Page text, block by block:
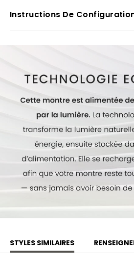
formes. N’a jamais besoin de pile.
Hydrorésistante jusqu’à 100 mètres.
Modèle #:BM7662-59L
Instructions De
STYLES SIMILAIRES